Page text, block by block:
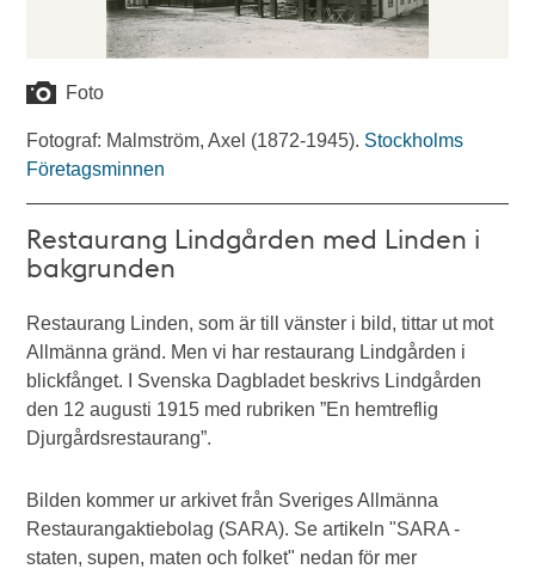
Foto
Fotograf: Malmström, Axel (1872-1945). Stockholms
Företagsminnen
Restaurang Lindgården med Linden i
bakgrunden
Restaurang Linden, som är till vänster i bild, tittar ut mot
Allmänna gränd. Men vi har restaurang Lindgården i
blickfånget. I Svenska Dagbladet beskrivs Lindgården
den 12 augusti 1915 med rubriken ”En hemtreflig
Djurgårdsrestaurang”.
Bilden kommer ur arkivet från Sveriges Allmänna
Restaurangaktiebolag (SARA). Se artikeln "SARA -
staten, supen, maten och folket" nedan för mer